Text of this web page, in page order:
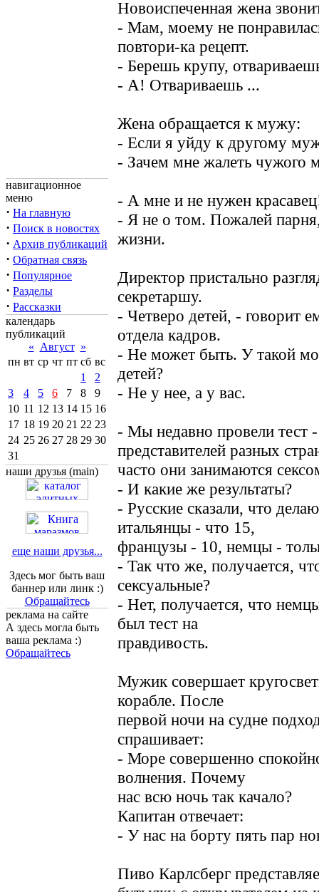
навигационное
меню
· На главную
· Поиск в новостях
· Архив публикаций
· Обратная связь
· Популярное
· Разделы
· Рассказки
календарь
публикаций
« Август »
пн вт ср чт пт сб вс
1
2
3
4 5 6 7 8
9
10 11 12 13 14 15 16
17 18 19 20 21 22 23
24 25 26 27 28 29 30
31
наши друзья (main)
еще наши друзья...
Здесь мог быть ваш
баннер или линк :)
Обращайтесь
реклама на сайте
А здесь могла быть
ваша реклама :)
Обращайтесь
Новоиспеченная жена
- Мам, моему не
повтори-ка рецепт.
- Берешь крупу,
- А! Отвариваешь ...
Жена обращается к мужу:
- Если я уйду к другому
- Зачем мне жалеть чужого
- А мне и не нужен
- Я не о том. Пожалей
жизни.
Директор пристально
секретаршу.
- Четверо детей, - говорит
отдела кадров.
- Не может быть. У такой
детей?
- Не у нее, а у вас.
- Мы недавно провели тест
представителей разных
часто они занимаются
- И какие же результаты?
- Русские сказали, что
итальянцы - что 15,
французы - 10, немцы -
- Так что же, получается,
сексуальные?
- Нет, получается, что
был тест на
правдивость.
Мужик совершает
корабле. После
первой ночи на судне
спрашивает:
- Море совершенно
волнения. Почему
нас всю ночь так качало?
Капитан отвечает:
- У нас на борту пять пар
Пиво Карлсберг